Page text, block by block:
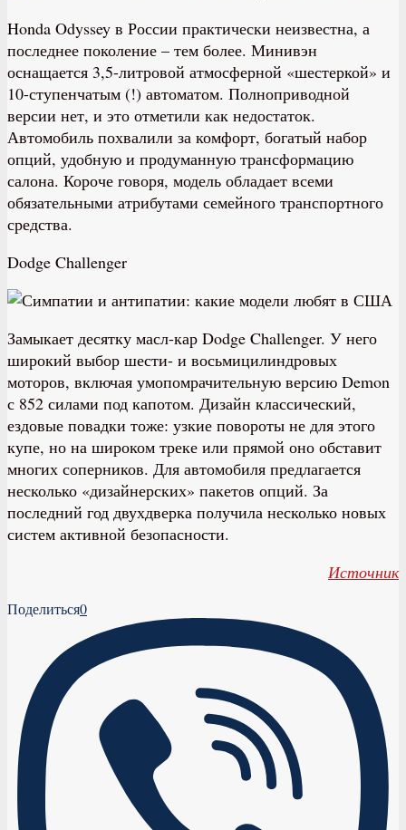
Honda Odyssey в России практически неизвестна, а
последнее поколение – тем более. Минивэн
оснащается 3,5-литровой атмосферной «шестеркой» и
10-ступенчатым (!) автоматом. Полноприводной
версии нет, и это отметили как недостаток.
Автомобиль похвалили за комфорт, богатый набор
опций, удобную и продуманную трансформацию
салона. Короче говоря, модель обладает всеми
обязательными атрибутами семейного транспортного
средства.
Dodge Challenger
Замыкает десятку масл-кар Dodge Challenger. У него
широкий выбор шести- и восьмицилиндровых
моторов, включая умопомрачительную версию Demon
с 852 силами под капотом. Дизайн классический,
ездовые повадки тоже: узкие повороты не для этого
купе, но на широком треке или прямой оно обставит
многих соперников. Для автомобиля предлагается
несколько «дизайнерских» пакетов опций. За
последний год двухдверка получила несколько новых
систем активной безопасности.
Источник
Поделиться0